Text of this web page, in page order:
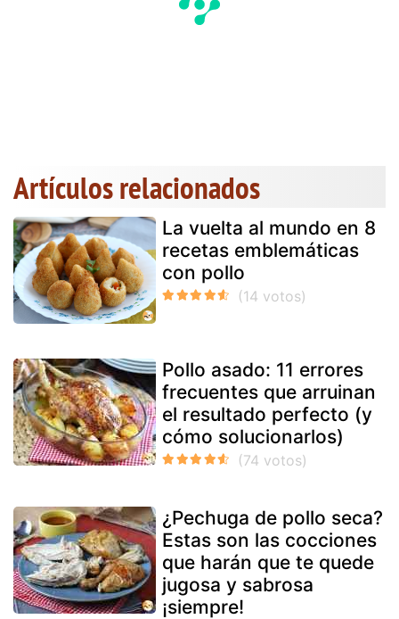
Artículos relacionados
La vuelta al mundo en 8
recetas emblemáticas
con pollo
Pollo asado: 11 errores
frecuentes que arruinan
el resultado perfecto (y
cómo solucionarlos)
¿Pechuga de pollo seca?
Estas son las cocciones
que harán que te quede
jugosa y sabrosa
¡siempre!